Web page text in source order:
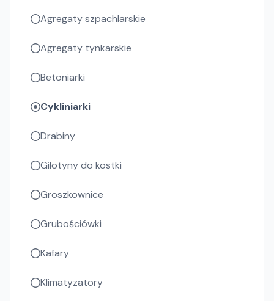
Agregaty szpachlarskie
Agregaty tynkarskie
Betoniarki
Cykliniarki
Drabiny
Gilotyny do kostki
Groszkownice
Grubościówki
Kafary
Klimatyzatory